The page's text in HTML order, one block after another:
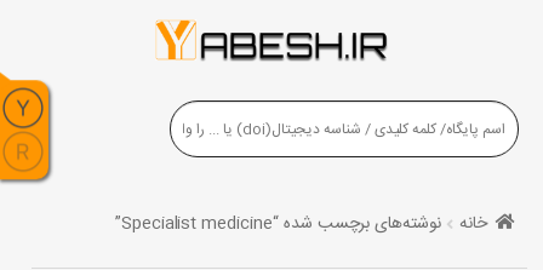
خانه نوشته‌های برچسب شده “Specialist medicine”